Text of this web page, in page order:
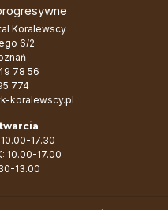
Koralewscy
6/2
78 56
774
koralewscy.pl
10.00-17.30
10.00-17.00
13.00